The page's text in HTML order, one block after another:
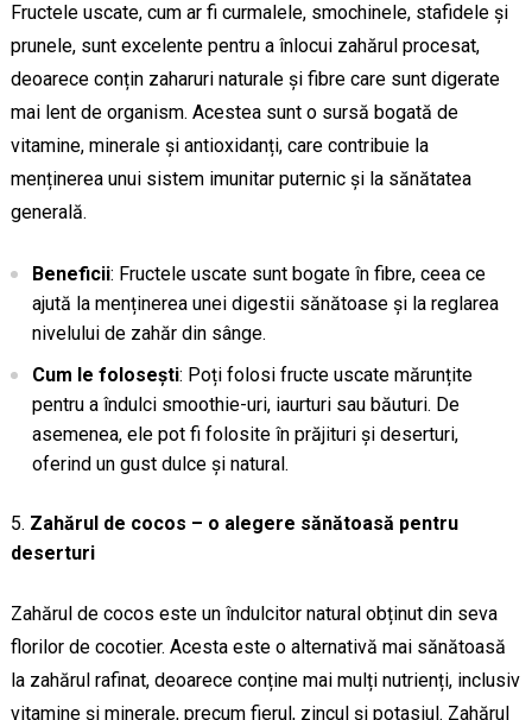
Fructele uscate, cum ar fi curmalele, smochinele, stafidele și
prunele, sunt excelente pentru a înlocui zahărul procesat,
deoarece conțin zaharuri naturale și fibre care sunt digerate
mai lent de organism. Acestea sunt o sursă bogată de
vitamine, minerale și antioxidanți, care contribuie la
menținerea unui sistem imunitar puternic și la sănătatea
generală.
Beneficii: Fructele uscate sunt bogate în fibre, ceea ce
ajută la menținerea unei digestii sănătoase și la reglarea
nivelului de zahăr din sânge.
Cum le folosești: Poți folosi fructe uscate mărunțite
pentru a îndulci smoothie-uri, iaurturi sau băuturi. De
asemenea, ele pot fi folosite în prăjituri și deserturi,
oferind un gust dulce și natural.
Zahărul de cocos – o alegere sănătoasă pentru
deserturi
Zahărul de cocos este un îndulcitor natural obținut din seva
florilor de cocotier. Acesta este o alternativă mai sănătoasă
la zahărul rafinat, deoarece conține mai mulți nutrienți, inclusiv
vitamine și minerale, precum fierul, zincul și potasiul. Zahărul